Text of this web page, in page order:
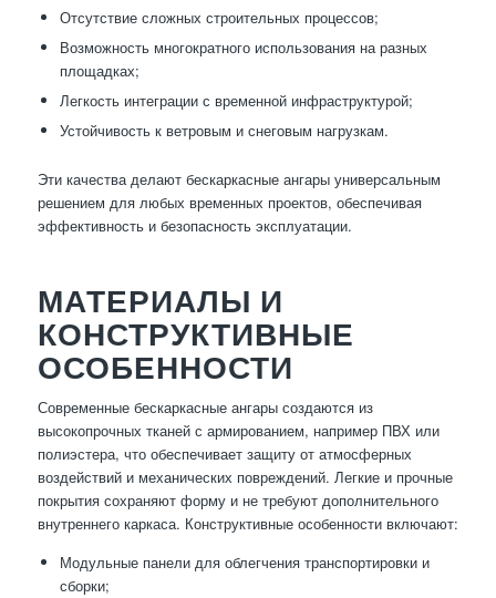
Отсутствие сложных строительных процессов;
Возможность многократного использования на разных
площадках;
Легкость интеграции с временной инфраструктурой;
Устойчивость к ветровым и снеговым нагрузкам.
Эти качества делают бескаркасные ангары универсальным
решением для любых временных проектов, обеспечивая
эффективность и безопасность эксплуатации.
МАТЕРИАЛЫ И
КОНСТРУКТИВНЫЕ
ОСОБЕННОСТИ
Современные бескаркасные ангары создаются из
высокопрочных тканей с армированием, например ПВХ или
полиэстера, что обеспечивает защиту от атмосферных
воздействий и механических повреждений. Легкие и прочные
покрытия сохраняют форму и не требуют дополнительного
внутреннего каркаса. Конструктивные особенности включают:
Модульные панели для облегчения транспортировки и
сборки;